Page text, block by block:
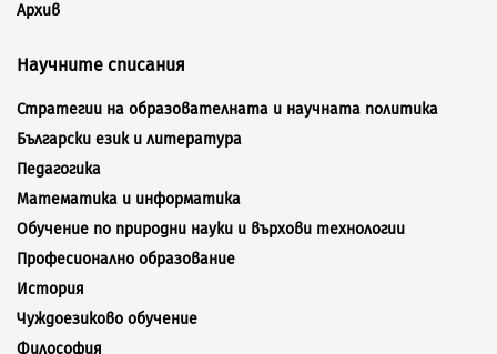
Архив
Научните списания
Стратегии на образователната и научната политика
Български език и литература
Педагогика
Математика и информатика
Обучение по природни науки и върхови технологии
Професионално образование
История
Чуждоезиково обучение
Философия